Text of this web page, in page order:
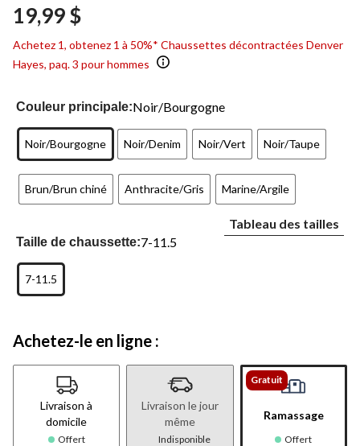
vers
la
même
19,99 $
Achetez 1, obtenez 1 à 50%* Chaussettes décontractées Denver
Hayes, paq. 3 pour hommes
Couleur principale:Noir/Bourgogne
Noir/Bourgogne Noir/Denim Noir/Vert Noir/Taupe
Brun/Brun chiné Anthracite/Gris Marine/Argile
Taille de chaussette:7-11.5
Tableau des tailles
7-11.5
Achetez-le en ligne :
Livraison à
domicile
Offert
Livraison le jour
même
Indisponible
Gratuit
Ramassage
Offert